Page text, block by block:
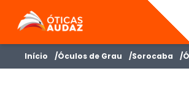
ÓTICAS AUDAZ
Início Óculos de Grau Sorocaba